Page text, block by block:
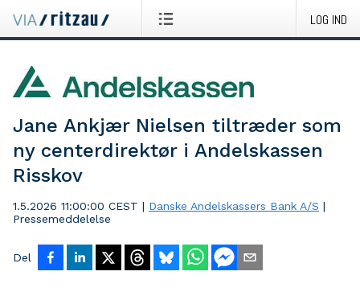
LOG IND
Jane Ankjær Nielsen tiltræder som
ny centerdirektør i Andelskassen
Risskov
1.5.2026 11:00:00 CEST | Danske Andelskassers Bank A/S |
Pressemeddelelse
Del